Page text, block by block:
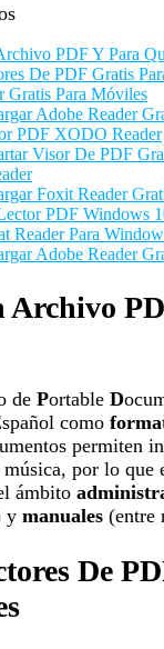
PDF Y Para
De PDF Gratis
Gratis Para Móviles
Adobe Reader
PDF XODO Reader
Visor De PDF
Foxit Reader
PDF Windows
Reader Para
Adobe Reader
Archivo
de Portable D
como
permiten
por lo que
ámbito
y manuales (entre
De